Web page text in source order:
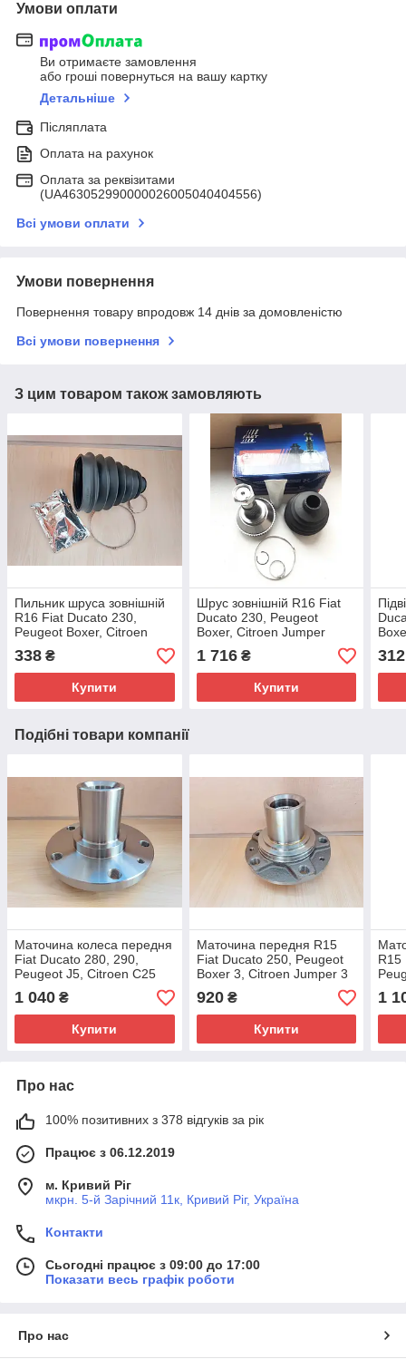
Умови оплати
Ви отримаєте замовлення
або гроші повернуться на вашу картку
Детальніше
Післяплата
Оплата на рахунок
Оплата за реквізитами
(UA463052990000026005040404556)
Всі умови оплати
Умови повернення
Повернення товару впродовж 14 днів за домовленістю
Всі умови повернення
З цим товаром також замовляють
Пильник шруса зовнішній
R16 Fiat Ducato 230,
Peugeot Boxer, Citroen
Jumper (1994-2002),
3293A2
338 ₴
Купити
Шрус зовнішній R16 Fiat
Ducato 230, Peugeot
Boxer, Citroen Jumper
(1994-2002), 9566722380,
9567582280
1 716₴
Купити
312
Подібні товари компанії
Маточина колеса передня
Fiat Ducato 280, 290,
Peugeot J5, Citroen C25
330765
1 040 ₴
Купити
Маточина передня R15
Fiat Ducato 250, Peugeot
Boxer 3, Citroen Jumper 3
93502106
920₴
Купити
R15
1
Про нас
100% позитивних з 378 відгуків за рік
Працює з 06.12.2019
м. Кривий Ріг
мкрн. 5-й Зарічний 11к, Кривий Ріг, Україна
Контакти
Сьогодні працює з 09:00 до 17:00
Показати весь графік роботи
Про нас